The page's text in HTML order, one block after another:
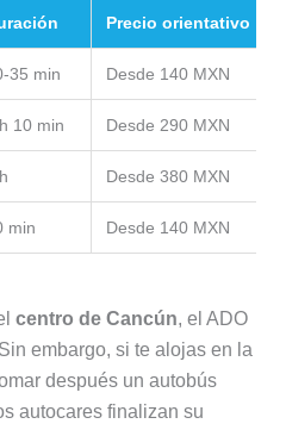
Precio orientativo
35 min Desde 140 MXN
10 min Desde 290 MXN
Desde 380 MXN
min Desde 140 MXN
centro de Cancún, el ADO
embargo, si te alojas en la
después un autobús
autocares finalizan su